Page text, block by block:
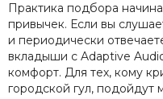
Практика подбора
привычек. Если вы
и периодически
вкладыши с Adaptive
комфорт. Для тех, кому
городской гул, подойдут